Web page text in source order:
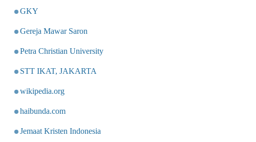
GKY
Gereja Mawar Saron
Petra Christian University
STT IKAT, JAKARTA
wikipedia.org
haibunda.com
Jemaat Kristen Indonesia